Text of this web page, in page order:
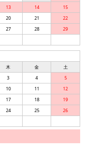
13 14
15
20 21
22
27 28
29
木 金
土
3 4
5
10 11
12
17 18
19
24 25
26